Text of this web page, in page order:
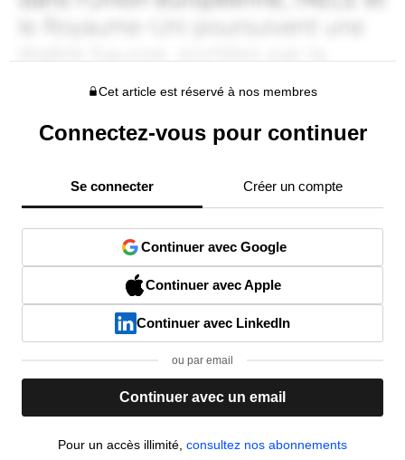
Cet article est réservé à nos membres
Connectez-vous pour continuer
Se connecter Créer un compte
Continuer avec Google
Continuer avec Apple
Continuer avec LinkedIn
ou par email
Continuer avec un email
Pour un accès illimité, consultez nos abonnements